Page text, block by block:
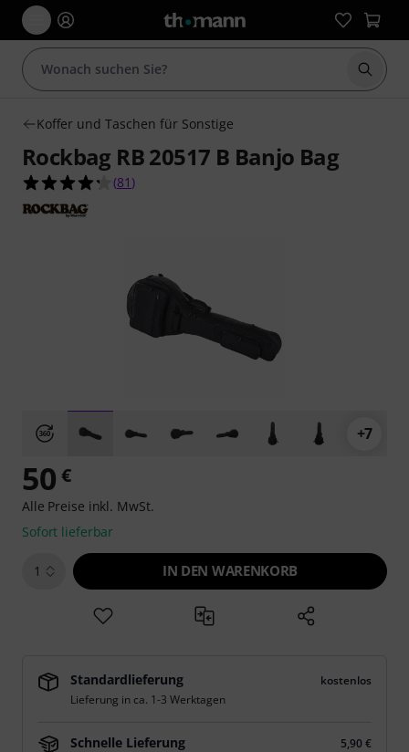
Suche
Koffer und Taschen für Sonstige
Rockbag RB 20517 B Banjo Bag
4.2 von 5 Sternen aus 81 Kundenbewertungen
(81 )
+7
50 €
Alle Preise inkl. MwSt.
Sofort lieferbar
1 IN DEN WARENKORB
Standardlieferung
kostenlos
Lieferung in ca. 1-3 Werktagen
Schnelle Lieferung
5,90 €